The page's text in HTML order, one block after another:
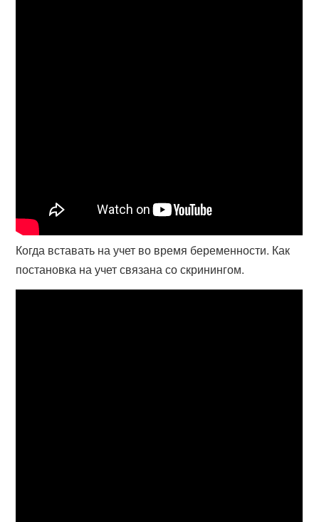
Когда вставать на учет во время беременности. Как
постановка на учет связана со скринингом.